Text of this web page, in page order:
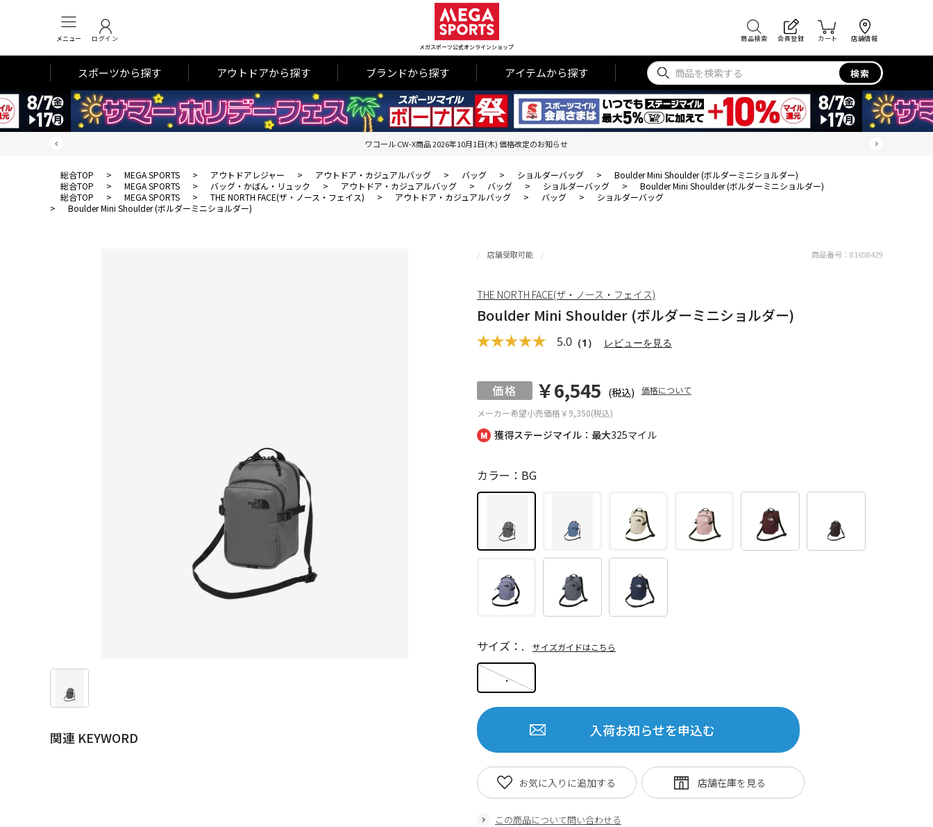
メニュー ログイン
メガスポーツ公式オンラインショップ
商品検索 会員登録 カート 店舗情報
スポーツから探す アウトドアから探す ブランドから探す アイテムから探す 検索
ワコール CW-X商品 2026年10月1日(木) 価格改定のお知らせ
総合TOP > MEGA SPORTS > アウトドアレジャー > アウトドア・カジュアルバッグ > バッグ > ショルダーバッグ >
Boulder Mini Shoulder (ボルダーミニショルダー)
総合TOP
> MEGA SPORTS > バッグ・かばん・リュック > アウトドア・カジュアルバッグ > バッグ > ショルダーバッグ >
Boulder Mini Shoulder (ボルダーミニショルダー)
総合TOP
> MEGA SPORTS > THE NORTH FACE(ザ・ノース・フェイス) > アウトドア・カジュアルバッグ > バッグ >
ショルダーバッグ
>
Boulder Mini Shoulder (ボルダーミニショルダー)
関連 KEYWORD
獲得ステージマイル：最大325マイル
店舗受取可能
Boulder Mini Shoulder (ボルダーミニショルダー)
5.0 （1） レビューを見る
メーカー希望小売価格￥9,350(税込)
￥6,545 (税込) 価格について
カラー：BG
.
サイズ：. サイズガイドはこちら
入荷お知らせを申込む
この商品について問い合わせる
お気に入りに追加する
商品番号： 81658429
THE NORTH FACE(ザ・ノース・フェイス)